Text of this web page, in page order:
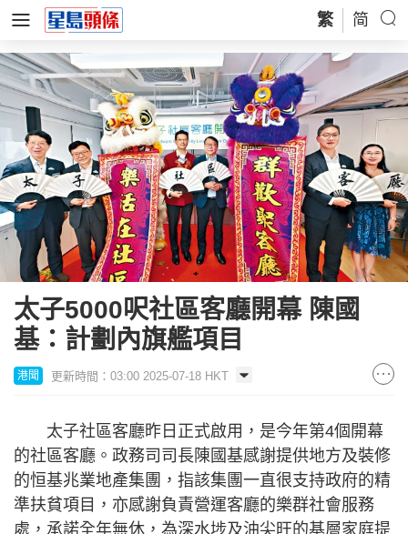
繁 简
太子5000呎社區客廳開幕 陳國
基：計劃內旗艦項目
港聞 更新時間：03:00 2025-07-18 HKT
太子社區客廳昨日正式啟用，是今年第4個開幕
的社區客廳。政務司司長陳國基感謝提供地方及裝修
的恒基兆業地產集團，指該集團一直很支持政府的精
準扶貧項目，亦感謝負責營運客廳的樂群社會服務
處，承諾全年無休，為深水埗及油尖旺的基層家庭提